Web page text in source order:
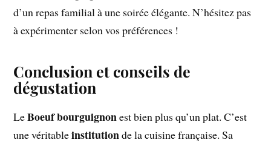
d’un repas familial à une soirée élégante. N’hésitez pas
à expérimenter selon vos préférences !
Conclusion et conseils de
dégustation
LeBoeuf bourguignonest bien plus qu’un plat. C’est
une véritableinstitutionde la cuisine française. Sa